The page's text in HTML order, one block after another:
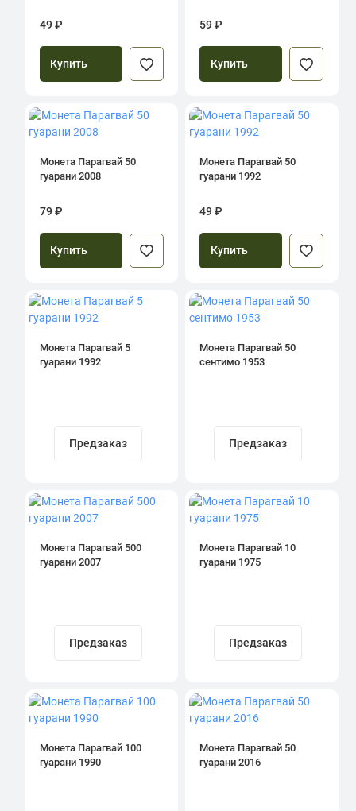
49 ₽
Купить
59 ₽
Купить
Монета Парагвай 50
гуарани 2008
79 ₽
Купить
Монета Парагвай 50
гуарани 1992
49 ₽
Купить
Монета Парагвай 5
гуарани 1992
Предзаказ
Монета Парагвай 50
сентимо 1953
Предзаказ
Монета Парагвай 500
гуарани 2007
Предзаказ
Монета Парагвай 10
гуарани 1975
Предзаказ
Монета Парагвай 100
гуарани 1990
Монета Парагвай 50
гуарани 2016